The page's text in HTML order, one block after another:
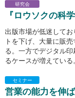
研究会
『ロウソクの科
出版市場が低迷して
トを下げ、大量に販
る。一方でデジタル
るケースが増えてい
セミナー
営業の能力を伸